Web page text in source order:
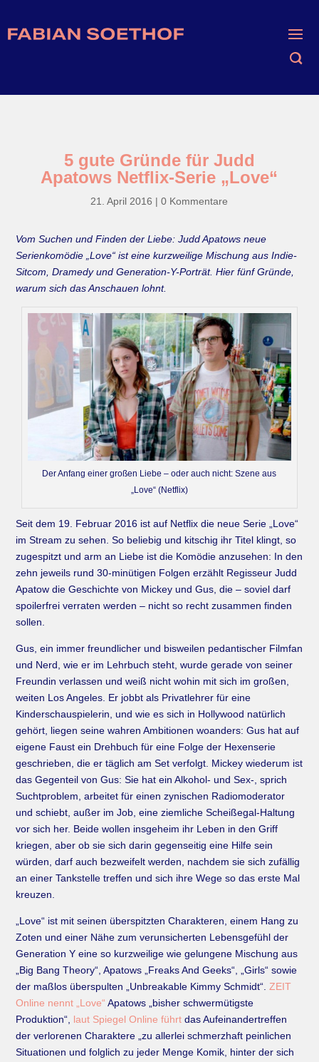
5 gute Gründe für Judd
Apatows Netflix-Serie „Love“
21. April 2016 |0 Kommentare
Vom Suchen und Finden der Liebe: Judd Apatows neue
Serienkomödie „Love“ ist eine kurzweilige Mischung aus Indie-
Sitcom, Dramedy und Generation-Y-Porträt. Hier fünf Gründe,
warum sich das Anschauen lohnt.
Der Anfang einer großen Liebe – oder auch nicht: Szene aus
„Love“ (Netflix)
Seit dem 19. Februar 2016 ist auf Netflix die neue Serie „Love“
im Stream zu sehen. So beliebig und kitschig ihr Titel klingt, so
zugespitzt und arm an Liebe ist die Komödie anzusehen: In den
zehn jeweils rund 30-minütigen Folgen erzählt Regisseur Judd
Apatow die Geschichte von Mickey und Gus, die – soviel darf
spoilerfrei verraten werden – nicht so recht zusammen finden
sollen.
Gus, ein immer freundlicher und bisweilen pedantischer Filmfan
und Nerd, wie er im Lehrbuch steht, wurde gerade von seiner
Freundin verlassen und weiß nicht wohin mit sich im großen,
weiten Los Angeles. Er jobbt als Privatlehrer für eine
Kinderschauspielerin, und wie es sich in Hollywood natürlich
gehört, liegen seine wahren Ambitionen woanders: Gus hat auf
eigene Faust ein Drehbuch für eine Folge der Hexenserie
geschrieben, die er täglich am Set verfolgt. Mickey wiederum ist
das Gegenteil von Gus: Sie hat ein Alkohol- und Sex-, sprich
Suchtproblem, arbeitet für einen zynischen Radiomoderator
und schiebt, außer im Job, eine ziemliche Scheißegal-Haltung
vor sich her. Beide wollen insgeheim ihr Leben in den Griff
kriegen, aber ob sie sich darin gegenseitig eine Hilfe sein
würden, darf auch bezweifelt werden, nachdem sie sich zufällig
an einer Tankstelle treffen und sich ihre Wege so das erste Mal
kreuzen.
„Love“ ist mit seinen überspitzten Charakteren, einem Hang zu
Zoten und einer Nähe zum verunsicherten Lebensgefühl der
Generation Y eine so kurzweilige wie gelungene Mischung aus
„Big Bang Theory“, Apatows „Freaks And Geeks“, „Girls“ sowie
der maßlos überspulten „Unbreakable Kimmy Schmidt“.ZEIT
Online nennt „Love“ Apatows „bisher schwermütigste
Produktion“, laut Spiegel Online führt das Aufeinandertreffen
der verlorenen Charaktere „zu allerlei schmerzhaft peinlichen
Situationen und folglich zu jeder Menge Komik, hinter der sich